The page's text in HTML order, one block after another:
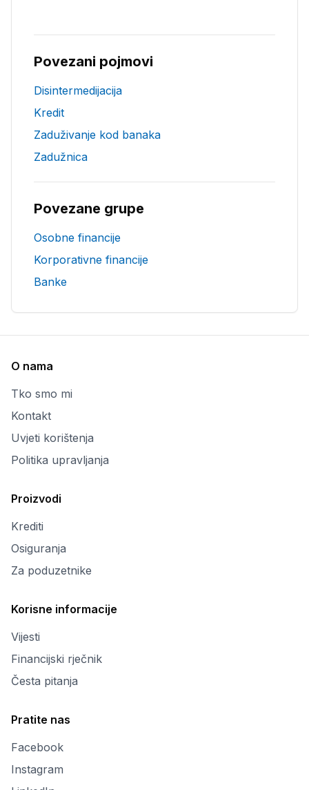
Povezani pojmovi
Disintermedijacija
Kredit
Zaduživanje kod banaka
Zadužnica
Povezane grupe
Osobne financije
Korporativne financije
Banke
O nama
Tko smo mi
Kontakt
Uvjeti korištenja
Politika upravljanja
Proizvodi
Krediti
Osiguranja
Za poduzetnike
Korisne informacije
Vijesti
Financijski rječnik
Česta pitanja
Pratite nas
Facebook
Instagram